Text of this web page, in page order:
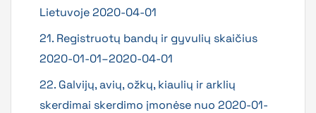
Lietuvoje 2020-04-01
21. Registruotų bandų ir gyvulių skaičius
2020-01-01–2020-04-01
22. Galvijų, avių, ožkų, kiaulių ir arklių
skerdimai skerdimo įmonėse nuo 2020-01-